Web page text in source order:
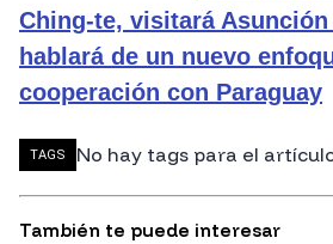
Ching-te, visitará
hablará de un nuevo
cooperación con Paraguay
TAGS No hay tags para el
También te puede interesar